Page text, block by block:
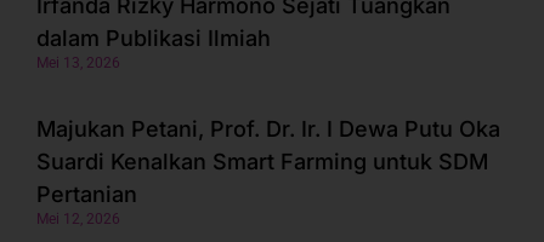
Irfanda Rizky Harmono Sejati Tuangkan
dalam Publikasi Ilmiah
Mei 13, 2026
Majukan Petani, Prof. Dr. Ir. I Dewa Putu Oka
Suardi Kenalkan Smart Farming untuk SDM
Pertanian
Mei 12, 2026